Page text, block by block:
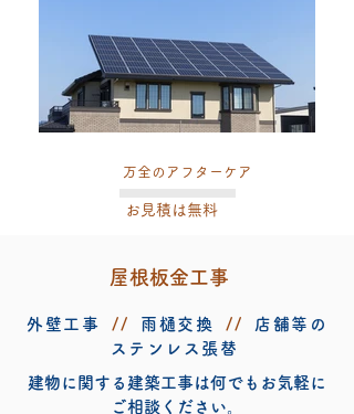
​屋根板金工事
外壁工事 // 雨樋交換 // 店舗等の
ステンレス張替
建物に関する建築工事は何でもお気軽に
ご相談ください。
万全のアフターケア
お見積は無料